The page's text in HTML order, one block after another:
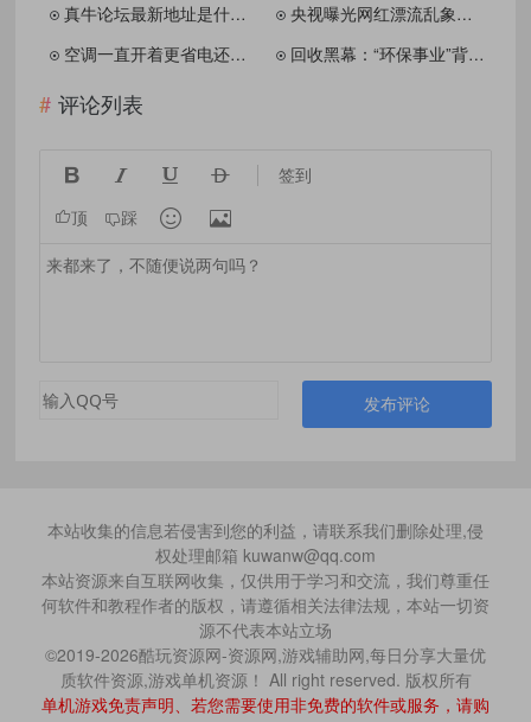
真牛论坛最新地址是什么？为什么大家都在搜索真牛论坛，真牛论坛跑路了
央视曝光网红漂流乱象：别把消暑漂流变成一场冒险赌命
空调一直开着更省电还是随开随关？电力公司官方给出标准答案
回收黑幕：“环保事业”背后藏黑色产业链
评论列表
    签到
顶 踩  
发布评论
本站收集的信息若侵害到您的利益，请联系我们删除处理,侵
权处理邮箱 kuwanw@qq.com
本站资源来自互联网收集，仅供用于学习和交流，我们尊重任
何软件和教程作者的版权，请遵循相关法律法规，本站一切资
源不代表本站立场
©2019-2026酷玩资源网-资源网,游戏辅助网,每日分享大量优
质软件资源,游戏单机资源！ All right reserved. 版权所有
单机游戏免责声明、若您需要使用非免费的软件或服务，请购